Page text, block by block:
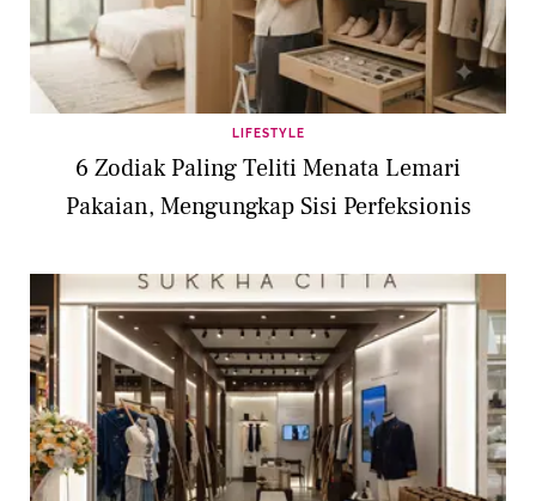
LIFESTYLE
6 Zodiak Paling Teliti Menata Lemari
Pakaian, Mengungkap Sisi Perfeksionis